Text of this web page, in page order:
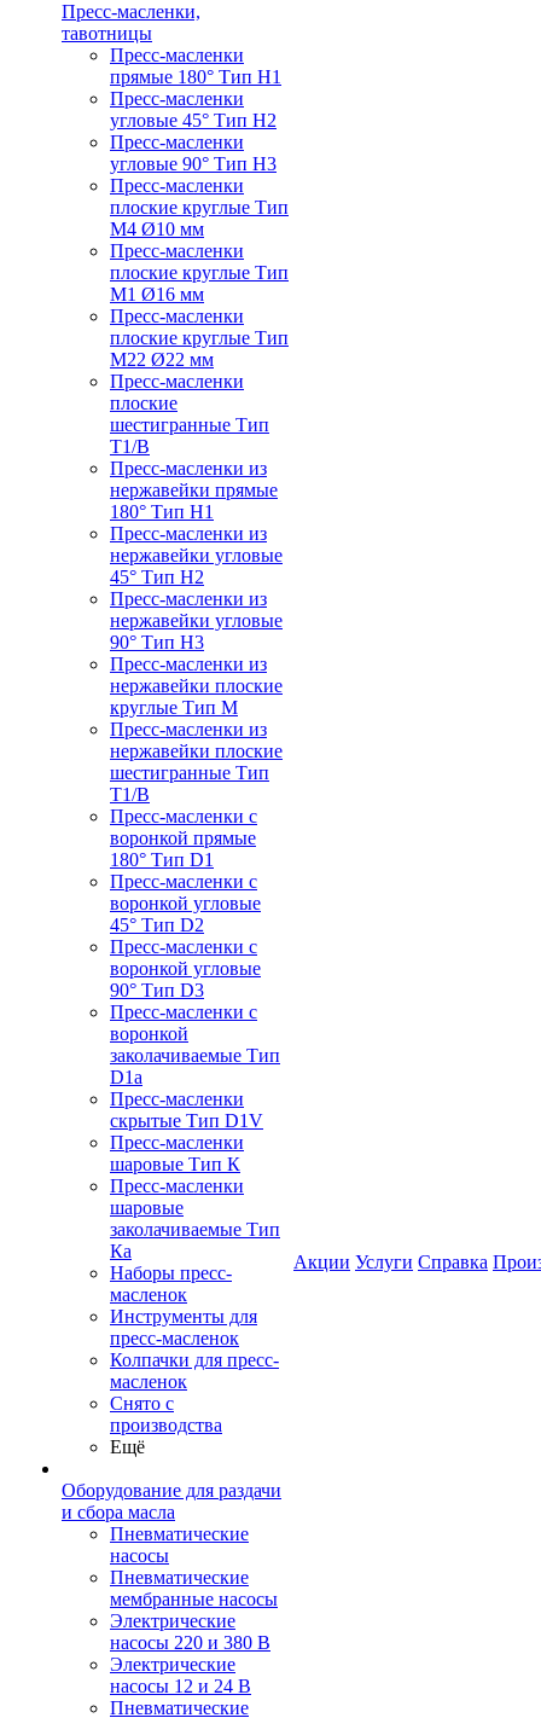
Пресс-масленки,
тавотницы
Пресс-масленки
прямые 180° Тип H1
Пресс-масленки
угловые 45° Тип H2
Пресс-масленки
угловые 90° Тип H3
Пресс-масленки
плоские круглые Тип
M4 Ø10 мм
Пресс-масленки
плоские круглые Тип
M1 Ø16 мм
Пресс-масленки
плоские круглые Тип
M22 Ø22 мм
Пресс-масленки
плоские
шестигранные Тип
T1/B
Пресс-масленки из
нержавейки прямые
180° Тип H1
Пресс-масленки из
нержавейки угловые
45° Тип H2
Пресс-масленки из
нержавейки угловые
90° Тип H3
Пресс-масленки из
нержавейки плоские
круглые Тип M
Пресс-масленки из
нержавейки плоские
шестигранные Тип
T1/B
Пресс-масленки с
воронкой прямые
180° Тип D1
Пресс-масленки с
воронкой угловые
45° Тип D2
Пресс-масленки с
воронкой угловые
90° Тип D3
Пресс-масленки с
воронкой
заколачиваемые Тип
D1a
Пресс-масленки
скрытые Тип D1V
Пресс-масленки
шаровые Тип К
Пресс-масленки
шаровые
заколачиваемые Тип
Кa
Наборы пресс-
масленок
Инструменты для
пресс-масленок
Колпачки для пресс-
масленок
Снято с
производства
Ещё
Оборудование для раздачи
и сбора масла
Пневматические
насосы
Пневматические
мембранные насосы
Электрические
насосы 220 и 380 В
Электрические
насосы 12 и 24 В
Пневматические
Акции Услуги Справка